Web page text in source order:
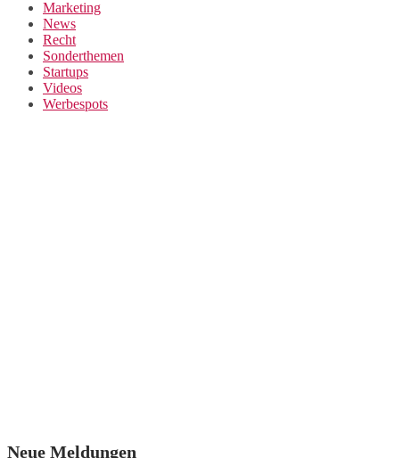
Marketing
News
Recht
Sonderthemen
Startups
Videos
Werbespots
Neue Meldungen